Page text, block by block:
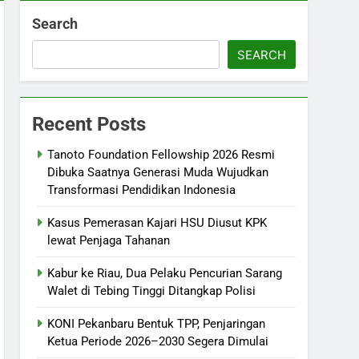
Search
SEARCH
Recent Posts
Tanoto Foundation Fellowship 2026 Resmi
Dibuka Saatnya Generasi Muda Wujudkan
Transformasi Pendidikan Indonesia
Kasus Pemerasan Kajari HSU Diusut KPK
lewat Penjaga Tahanan
Kabur ke Riau, Dua Pelaku Pencurian Sarang
Walet di Tebing Tinggi Ditangkap Polisi
KONI Pekanbaru Bentuk TPP, Penjaringan
Ketua Periode 2026–2030 Segera Dimulai